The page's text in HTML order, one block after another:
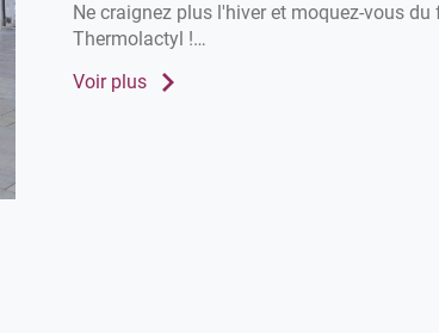
Ne craignez plus l'hiver et moquez-vous
Thermolactyl !
Rendez-vous dans votre magasin Damart
Voir plus